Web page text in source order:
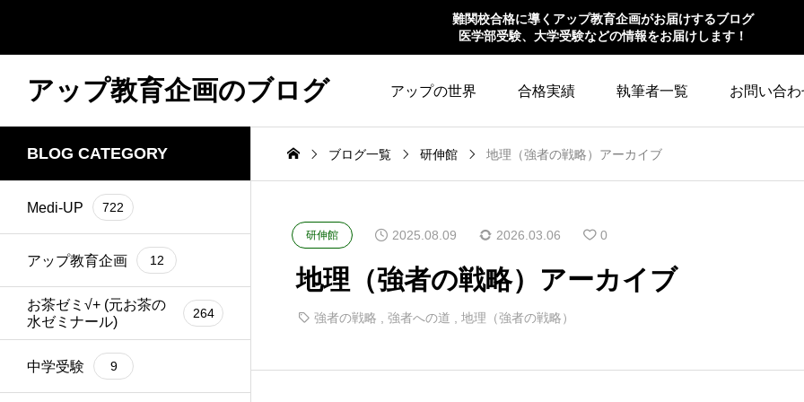
難関校合格に導くアップ教育企画がお届けするブログ
医学部受験、大学受験などの情報をお届けします！
アップ教育企画のブログ アップの世界 合格実績 執筆者一覧 お問い合わ
BLOG CATEGORY
Medi-UP 722
アップ教育企画 12
お茶ゼミ√+ (元お茶の
水ゼミナール)
264
中学受験 9
ブログ一覧 研伸館 地理（強者の戦略）アーカイブ
研伸館 2025.08.09 2026.03.06 0
地理（強者の戦略）アーカイブ
強者の戦略 強者への道 地理（強者の戦略）